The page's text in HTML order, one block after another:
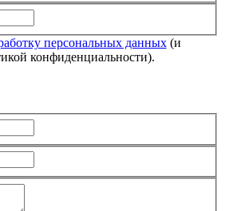
персональных данных(и
конфиденциальности).